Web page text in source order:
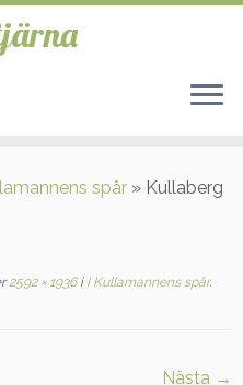
spår » Kullaberg
2592 × 1936iI Kullamannens spår.
Nästa →